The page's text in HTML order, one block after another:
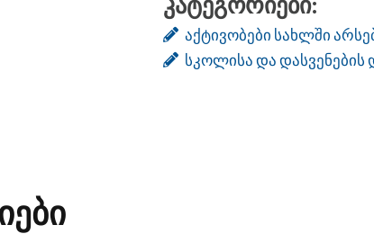
აქტივობები სახლში
სკოლისა და დასვენების